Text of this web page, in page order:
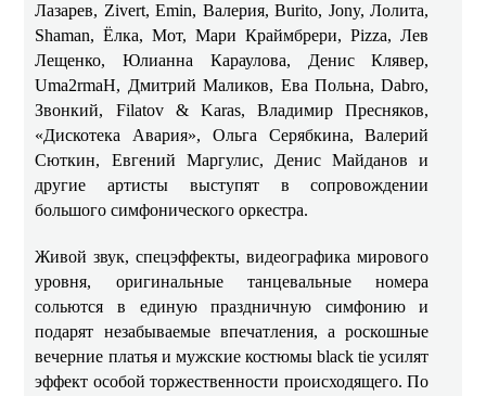
Лазарев, Zivert, Emin, Валерия, Burito, Jony, Лолита,
Shaman, Ёлка, Мот, Мари Краймбрери, Pizza, Лев
Лещенко, Юлианна Караулова, Денис Клявер,
Uma2rmaH, Дмитрий Маликов, Ева Польна, Dabro,
Звонкий, Filatov & Karas, Владимир Пресняков,
«Дискотека Авария», Ольга Серябкина, Валерий
Сюткин, Евгений Маргулис, Денис Майданов и
другие артисты выступят в сопровождении
большого симфонического оркестра.
Живой звук, спецэффекты, видеографика мирового
уровня, оригинальные танцевальные номера
сольются в единую праздничную симфонию и
подарят незабываемые впечатления, а роскошные
вечерние платья и мужские костюмы black tie усилят
эффект особой торжественности происходящего. По